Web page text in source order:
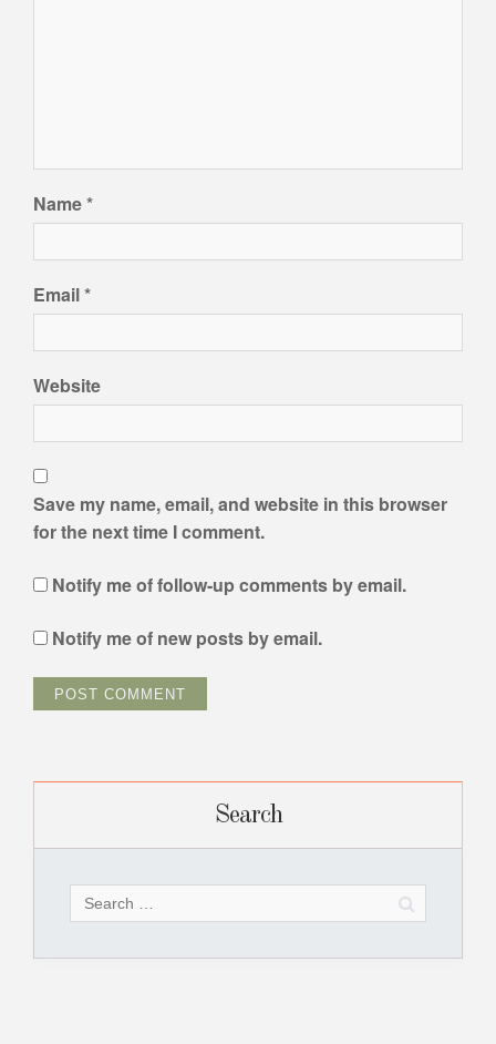
Name*
Email*
Website
Save my name, email, and website in this browser
for the next time I comment.
Notify me of follow-up comments by email.
Notify me of new posts by email.
Search
for: